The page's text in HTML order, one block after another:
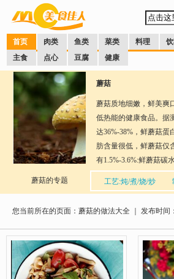
首页 肉类 鱼类 菜类 料理
主食
点心 豆腐 健康
蘑菇的专题
口味：多种
蘑菇
蘑菇质地细嫩，鲜美爽
低热能的健康食品。据
达36%-38%，鲜蘑菇蛋
肪含量很低，鲜蘑菇仅
有1.5%-3.6%:鲜蘑菇碳
干蘑菇含量为24.5%-
笋、菠菜、马铃薯、白
菇蛋白质的可消化率达
的氨基酸，且氨基酸的
氨酸和亮氨酸含量十分
恰是缺乏的。蘑菇还含
元素，还含有硫氨素
工艺:炖/煮/烧/炒
您当前所在的页面：蘑菇的做法大全 ｜ 发布时间